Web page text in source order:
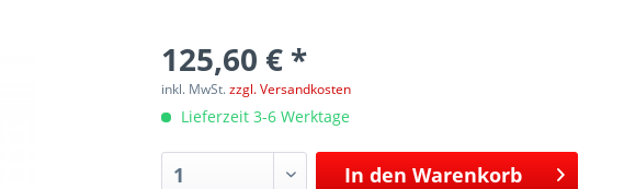
125,60 € *
inkl. MwSt.zzgl. Versandkosten
Lieferzeit 3-6 Werktage
In den Warenkorb